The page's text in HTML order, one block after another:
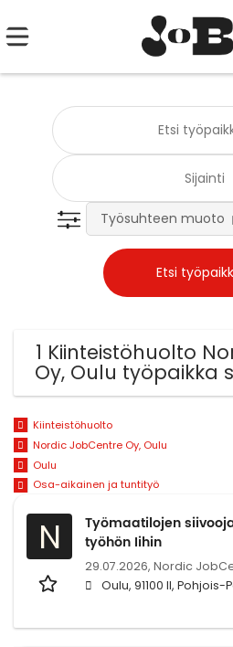
Työsuhteen muoto
1 Kiinteistöhuolto
Oy, Oulu työpaikka
Kiinteistöhuolto
Nordic JobCentre Oy, Oulu
Oulu
Osa-aikainen ja tuntityö
N
Työmaatilojen
työhön Iihin
29.07.2026, Nordic
Oulu, 91100 II,